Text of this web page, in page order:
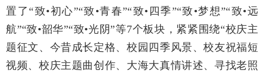
置了 “致•初心”“致•青春”“致•四季”“致•梦想”“致•远
航”“致•韶华”“致•光阴”等7个板块，紧紧围绕“校庆主
题征文、今昔成长定格、校园四季风景、校友祝福短
视频、校庆主题曲创作、大海大真情讲述、寻找老照